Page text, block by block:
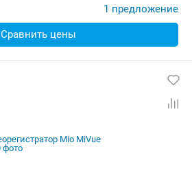
1 предложение
Сравнить цены